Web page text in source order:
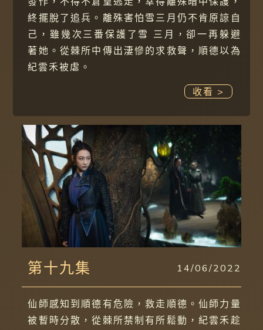
終擺脫了追兵。離殊害怕雪三月仍不肯原諒自
己，雖幾次三番保護了雪 三月，卻一再躲避
著她。從棘所中傳出淒慘的求救聲，順德以為
紀雲禾被虐。
收看 >
第十九集 14/06/2022
仙師感知到順德有危險，救走順德。仙師力量
被暫時分散，從棘所禁制有所鬆動，紀雲禾趁